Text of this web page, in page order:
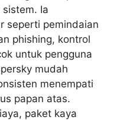
Ia
seperti pemindaian
phishing, kontrol
untuk pengguna
mudah
menempati
papan atas.
paket kaya